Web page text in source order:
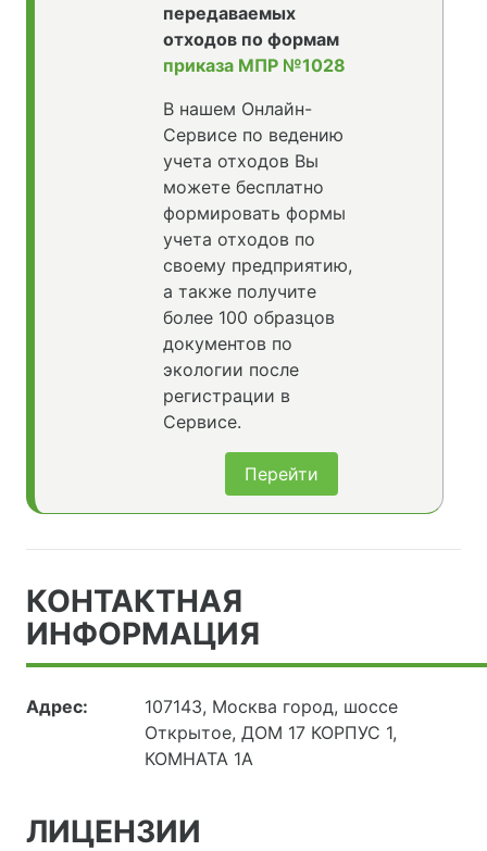
передаваемых
отходов по формам
приказа МПР №1028
В нашем Онлайн-
Сервисе по ведению
учета отходов Вы
можете бесплатно
формировать формы
учета отходов по
своему предприятию,
а также получите
более 100 образцов
документов по
экологии после
регистрации в
Сервисе.
Перейти
КОНТАКТНАЯ
ИНФОРМАЦИЯ
Адрес:
107143, Москва город, шоссе
Открытое, ДОМ 17 КОРПУС 1,
КОМНАТА 1А
ЛИЦЕНЗИИ